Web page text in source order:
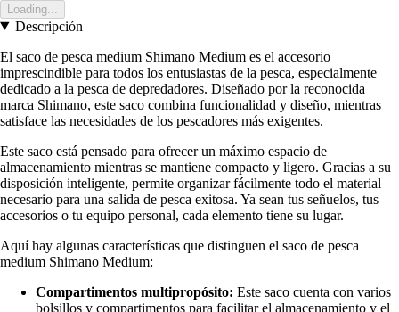
Loading...
Descripción
El saco de pesca medium Shimano Medium es el accesorio
imprescindible para todos los entusiastas de la pesca, especialmente
dedicado a la pesca de depredadores. Diseñado por la reconocida
marca Shimano, este saco combina funcionalidad y diseño, mientras
satisface las necesidades de los pescadores más exigentes.
Este saco está pensado para ofrecer un máximo espacio de
almacenamiento mientras se mantiene compacto y ligero. Gracias a su
disposición inteligente, permite organizar fácilmente todo el material
necesario para una salida de pesca exitosa. Ya sean tus señuelos, tus
accesorios o tu equipo personal, cada elemento tiene su lugar.
Aquí hay algunas características que distinguen el saco de pesca
medium Shimano Medium:
Compartimentos multipropósito: Este saco cuenta con varios
bolsillos y compartimentos para facilitar el almacenamiento y el